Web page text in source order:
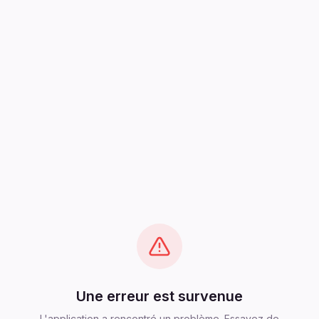
Une erreur est survenue